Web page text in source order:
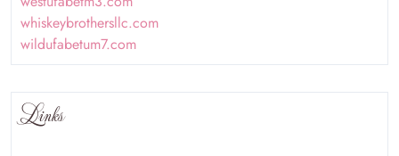
whiskeybrothersllc.com
wildufabetum7.com
Links